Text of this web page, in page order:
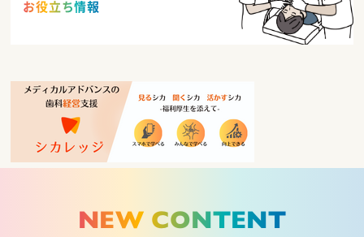
お役立ち情報
NEW CONTENT